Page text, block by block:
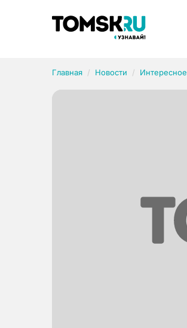
Главная Новости Интересное
Рубрики